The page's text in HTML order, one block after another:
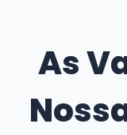
As